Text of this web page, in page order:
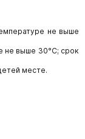
не выше
не выше 30°C; срок
месте.